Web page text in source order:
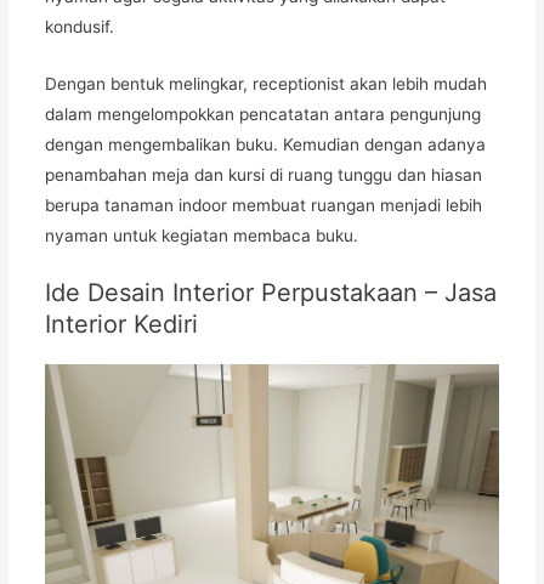
kondusif.
Dengan bentuk melingkar, receptionist akan lebih mudah
dalam mengelompokkan pencatatan antara pengunjung
dengan mengembalikan buku. Kemudian dengan adanya
penambahan meja dan kursi di ruang tunggu dan hiasan
berupa tanaman indoor membuat ruangan menjadi lebih
nyaman untuk kegiatan membaca buku.
Ide Desain Interior Perpustakaan – Jasa
Interior Kediri